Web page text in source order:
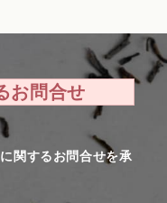
お問合せ
関するお問合せを承